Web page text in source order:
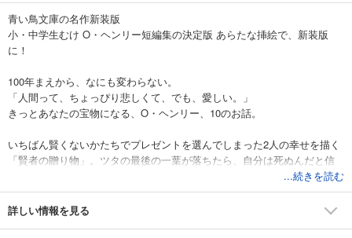
青い鳥文庫の名作新装版
小・中学生むけ O・ヘンリー短編集の決定版 あらたな挿絵で、新装版
に！
100年まえから、なにも変わらない。
「人間って、ちょっぴり悲しくて、でも、愛しい。」
きっとあなたの宝物になる、O・ヘンリー、10のお話。
いちばん賢くないかたちでプレゼントを選んでしまった2人の幸せを描く
「賢者の贈り物」。ツタの最後の一葉が落ちたら、自分は死ぬんだと信
じてしまった若い女性に起こった奇跡の物語、「最後の一葉」……。100
年もの間、世界中で読まれてきたO・ヘンリーの作品から、えりすぐりの
10編を収録。くすっと笑って本を閉じ、また読み返したくなる、そんな
...続きを読む
詳しい情報を見る